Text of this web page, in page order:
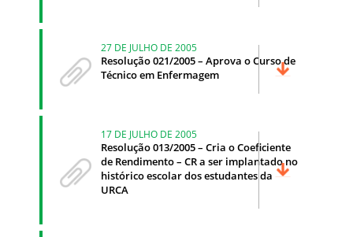
27 DE JULHO DE 2005
Resolução 021/2005 – Aprova o Curso de
Técnico em Enfermagem
17 DE JULHO DE 2005
Resolução 013/2005 – Cria o Coeficiente
de Rendimento – CR a ser implantado no
histórico escolar dos estudantes da
URCA